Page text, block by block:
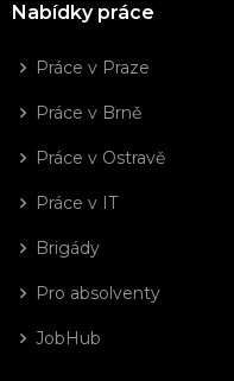
Nabídky práce
Práce v Praze
Práce v Brně
Práce v Ostravě
Práce v IT
Brigády
Pro absolventy
JobHub